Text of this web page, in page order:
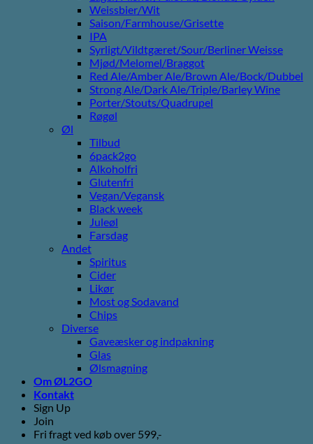
Weissbier/Wit
Saison/Farmhouse/Grisette
IPA
Syrligt/Vildtgæret/Sour/Berliner Weisse
Mjød/Melomel/Braggot
Red Ale/Amber Ale/Brown Ale/Bock/Dubbel
Strong Ale/Dark Ale/Triple/Barley Wine
Porter/Stouts/Quadrupel
Røgøl
Øl
Tilbud
6pack2go
Alkoholfri
Glutenfri
Vegan/Vegansk
Black week
Juleøl
Farsdag
Andet
Spiritus
Cider
Likør
Most og Sodavand
Chips
Diverse
Gaveæsker og indpakning
Glas
Ølsmagning
Om ØL2GO
Kontakt
Sign Up
Join
Fri fragt ved køb over 599,-